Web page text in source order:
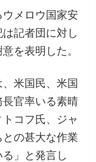
メロウ国家安
記者団に対し
を表明した。
米国民、米国
官率いる素晴
コフ氏、ジャ
の甚大な作業
」と発言し